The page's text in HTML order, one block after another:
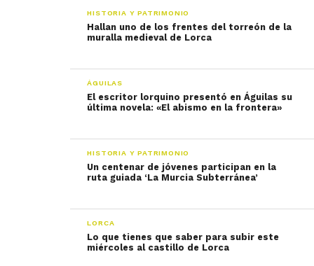
HISTORIA Y PATRIMONIO
Hallan uno de los frentes del torreón de la
muralla medieval de Lorca
ÁGUILAS
El escritor lorquino presentó en Águilas su
última novela: «El abismo en la frontera»
HISTORIA Y PATRIMONIO
Un centenar de jóvenes participan en la
ruta guiada ‘La Murcia Subterránea’
LORCA
Lo que tienes que saber para subir este
miércoles al castillo de Lorca